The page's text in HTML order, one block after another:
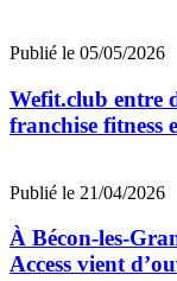
Publié le 05/05/2026
Wefit.club entre
franchise fitness
Publié le 21/04/2026
À Bécon-les-
Access vient